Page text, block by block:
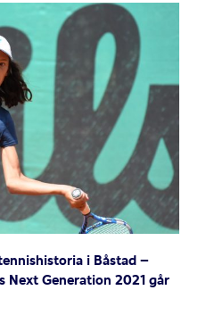
i Båstad –
Next Generation 2021 går